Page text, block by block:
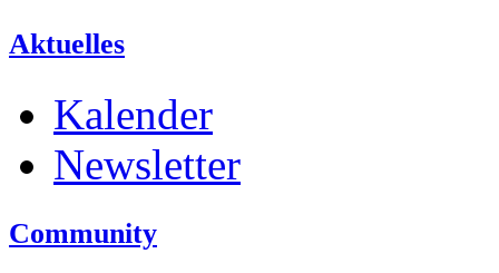
Aktuelles
Kalender
Newsletter
Community